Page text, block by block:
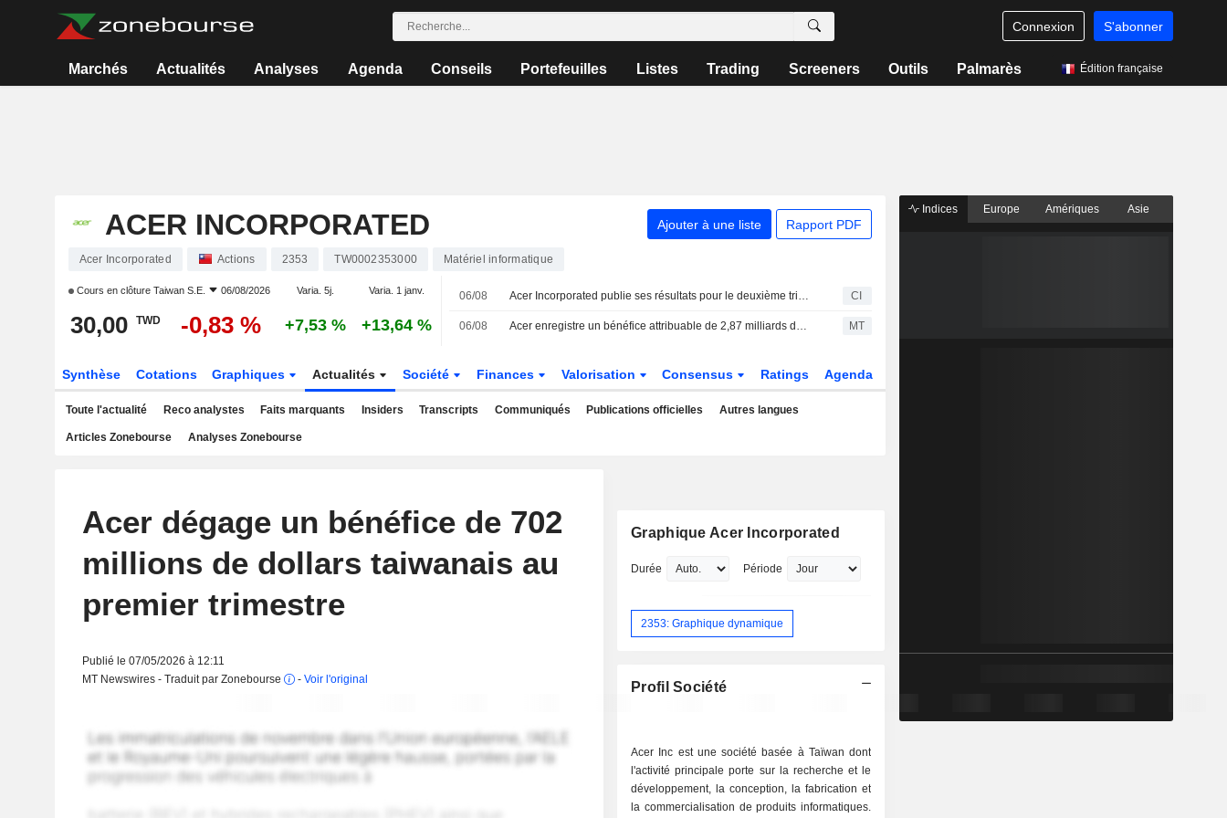
Connexion S'abonner
Marchés Actualités Analyses Agenda Conseils Portefeuilles Listes Trading Screeners Outils Palmarès Édition française
ACER INCORPORATED Ajouter à une liste Rapport PDF
Acer Incorporated Actions 2353 TW0002353000 Matériel informatique
Cours en clôture Taiwan S.E. 06/08/2026 Varia. 5j. Varia. 1 janv.
30,00 TWD -0,83 % +7,53 % +13,64 %
06/08 Acer Incorporated publie ses résultats pour le deuxième trimestre et le premier semestre clos le 30 juin 2026 CI
06/08 Acer enregistre un bénéfice attribuable de 2,87 milliards de dollars taïwanais au premier semestre MT
Synthèse Cotations Graphiques Actualités Société Finances Valorisation Consensus Ratings Agenda
Toute l'actualité Reco analystes Faits marquants Insiders Transcripts Communiqués Publications officielles Autres langues
Articles Zonebourse Analyses Zonebourse
Acer dégage un bénéfice de 702
millions de dollars taiwanais au
premier trimestre
Publié le 07/05/2026 à 12:11
MT Newswires - Traduit par Zonebourse
- Voir l'original
Graphique Acer Incorporated
Durée Période
2353: Graphique dynamique
Profil Société
Acer Inc est une société basée à Taïwan dont
l'activité principale porte sur la recherche et le
développement, la conception, la fabrication et
la commercialisation de produits informatiques.
Indices Europe Amériques Asie